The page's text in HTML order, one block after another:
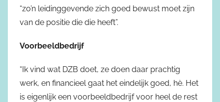
“zo’n leidinggevende zich goed bewust moet zijn
van de positie die die heeft”.
Voorbeeldbedrijf
“Ik vind wat DZB doet, ze doen daar prachtig
werk, en financieel gaat het eindelijk goed, hè. Het
is eigenlijk een voorbeeldbedrijf voor heel de rest